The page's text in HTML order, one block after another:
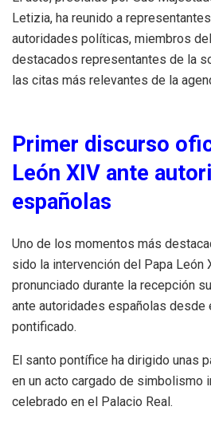
Letizia, ha reunido a
autoridades políticas, miembros
destacados representantes de la
las citas más relevantes de la
Primer discurso
León XIV ante
españolas
Uno de los momentos más
sido la intervención del Papa León
pronunciado durante la recepción
ante autoridades españolas desde
pontificado.
El santo pontífice ha dirigido unas
en un acto cargado de simbolismo
celebrado en el Palacio Real.